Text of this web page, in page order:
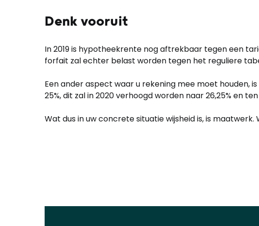
Denk vooruit
In 2019 is hypotheekrente nog aftrekbaar tegen een
forfait zal echter belast worden tegen het reguliere
Een ander aspect waar u rekening mee moet houden,
25%, dit zal in 2020 verhoogd worden naar 26,25% en
Wat dus in uw concrete situatie wijsheid is, is